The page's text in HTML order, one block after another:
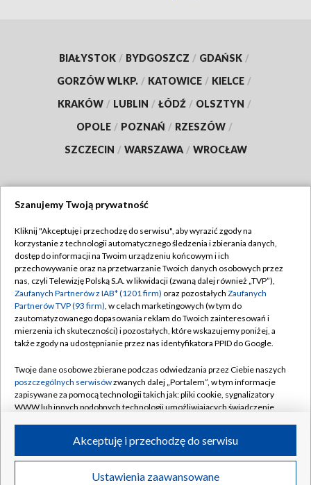
BIAŁYSTOK / BYDGOSZCZ / GDAŃSK /
GORZÓW WLKP. / KATOWICE / KIELCE /
KRAKÓW / LUBLIN / ŁÓDŹ / OLSZTYN /
OPOLE / POZNAŃ / RZESZÓW /
SZCZECIN / WARSZAWA / WROCŁAW
TVP
Abonament TVP
Emisja w TVP
Centrum informacji TVP
Naziemna Telewizja Cyfrowa
Rada Programowa
System NOS
Informacje o nadawcy
Program dla prasy
Regulamin TVP
Polityka prywatności
Moje zgody
Pomoc
Kontakt
Kanały
©2026 Telewizja Polska S.A. w likwidacji
Szanujemy Twoją prywatność
Kliknij "Akceptuję i przechodzę do serwisu", aby wyrazić zgody na
korzystanie z technologii automatycznego śledzenia i zbierania danych,
dostęp do informacji na Twoim urządzeniu końcowym i ich
przechowywanie oraz na przetwarzanie Twoich danych osobowych przez
nas, czyli Telewizję Polską S.A. w likwidacji (zwaną dalej również „TVP”),
Zaufanych Partnerów z IAB* (1201 firm) oraz pozostałych Zaufanych
Partnerów TVP (93 firm), w celach marketingowych (w tym do
zautomatyzowanego dopasowania reklam do Twoich zainteresowań i
mierzenia ich skuteczności) i pozostałych, które wskazujemy poniżej, a
także zgody na udostępnianie przez nas identyfikatora PPID do Google.
Twoje dane osobowe zbierane podczas odwiedzania przez Ciebie naszych
poszczególnych serwisówzwanych dalej „Portalem”, w tym informacje
zapisywane za pomocą technologii takich jak: pliki cookie, sygnalizatory
WWW lub innych podobnych technologii umożliwiających świadczenie
ruchu w Internecie.
Twoje dane osobowe zbierane podczas odwiedzania przez Ciebie
Ustawienia zaawansowane
Akceptuję i przechodzę do serwisu